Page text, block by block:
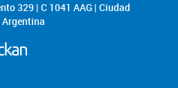
329 | C 1041 AAG | Ciudad
Argentina